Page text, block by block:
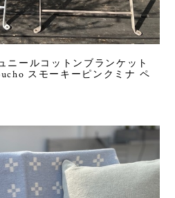
ニールコットンブランケット
スモーキーピンクミナ ペ